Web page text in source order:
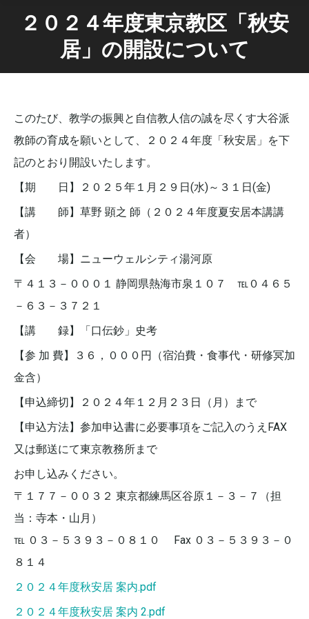
２０２４年度東京教区「秋安
居」の開設について
このたび、教学の振興と自信教人信の誠を尽くす大谷派
教師の育成を願いとして、２０２４年度「秋安居」を下
記のとおり開設いたします。
【期 日】２０２５年１月２９日(水)～３１日(金)
【講 師】草野 顕之 師（２０２４年度夏安居本講講
者）
【会 場】ニューウェルシティ湯河原
〒４１３－０００１ 静岡県熱海市泉１０７ ℡０４６５
－６３－３７２１
【講 録】「口伝鈔」史考
【参 加 費】３６，０００円（宿泊費・食事代・研修冥加
金含）
【申込締切】２０２４年１２月２３日（月）まで
【申込方法】参加申込書に必要事項をご記入のうえFAX
又は郵送にて東京教務所まで
お申し込みください。
〒１７７－００３２ 東京都練馬区谷原１－３－７（担
当：寺本・山月）
℡ ０３－５３９３－０８１０ Fax ０３－５３９３－０
８１４
２０２４年度秋安居 案内.pdf
２０２４年度秋安居 案内 2.pdf